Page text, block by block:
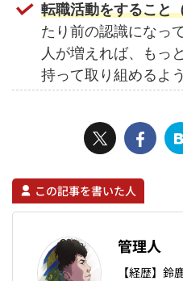
転職活動をすること
たり前の認識になっ
人が増えれば、もっ
持って取り組めるよ
この記事を書いた人
管理人
【経歴】